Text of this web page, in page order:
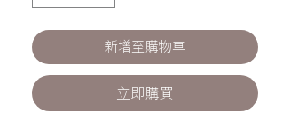
新增至購物車
立即購買